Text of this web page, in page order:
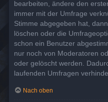
bearbeiten, ändere den
immer mit der Umfrage
Stimme abgegeben hat,
löschen oder die
schon ein Benutzer
nur noch von Moderatoren
oder gelöscht werden.
laufenden Umfragen
Nach oben